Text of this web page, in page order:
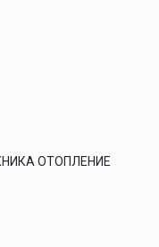
ОТОПЛЕНИЕ